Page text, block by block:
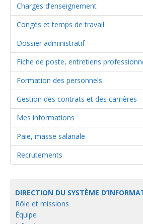
Charges d’enseignement
Congés et temps de travail
Dossier administratif
Fiche de poste, entretiens
Formation des personnels
Gestion des contrats et des carrières
Mes informations
Paie, masse salariale
Recrutements
DIRECTION DU SYSTÈME
Rôle et missions
Équipe